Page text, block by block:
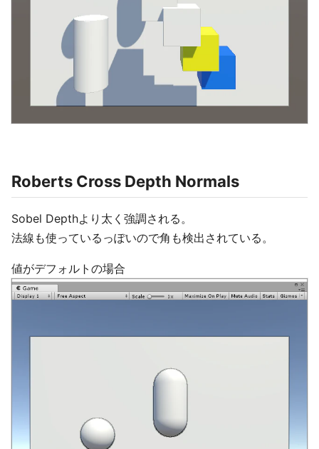
Roberts Cross Depth Normals
Sobel Depthより太く強調される。
法線も使っているっぽいので角も検出されている。
値がデフォルトの場合